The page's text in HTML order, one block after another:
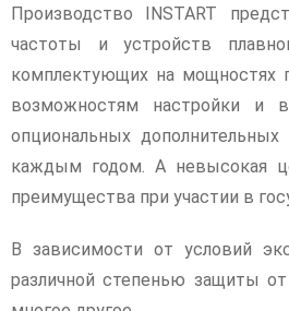
Производство INSTART
частоты и устройств
комплектующих на мощностях
возможностям настройки и
опциональных
каждым годом. А невысокая
преимущества при участии в
В зависимости от условий
различной степенью защиты